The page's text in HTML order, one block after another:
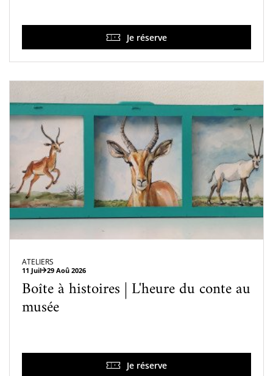
Je réserve
ATELIERS
11 Juil 29 Aoû 2026
Boîte à histoires | L'heure du conte au
musée
Je réserve